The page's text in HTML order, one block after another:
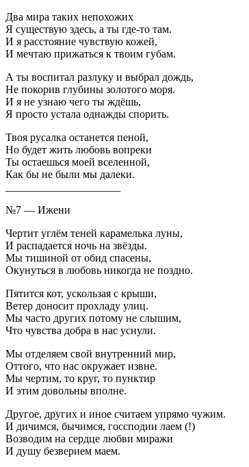
Два мира таких непохожих
Я существую здесь, а ты где-то там.
И я расстояние чувствую кожей,
И мечтаю прижаться к твоим губам.
А ты воспитал разлуку и выбрал дождь,
Не покорив глубины золотого моря.
И я не узнаю чего ты ждёшь,
Я просто устала однажды спорить.
Твоя русалка останется пеной,
Но будет жить любовь вопреки
Ты остаешься моей вселенной,
Как бы не были мы далеки.
№7 — Ижени
Чертит углём теней карамелька луны,
И распадается ночь на звёзды.
Мы тишиной от обид спасены,
Окунуться в любовь никогда не поздно.
Пятится кот, ускользая с крыши,
Ветер доносит прохладу улиц.
Мы часто других потому не слышим,
Что чувства добра в нас уснули.
Мы отделяем свой внутренний мир,
Оттого, что нас окружает извне.
Мы чертим, то круг, то пунктир
И этим довольны вполне.
Другое, других и иное считаем упрямо чужим.
И дичимся, бычимся, госсподии лаем (!)
Возводим на сердце любви миражи
И душу безверием маем.